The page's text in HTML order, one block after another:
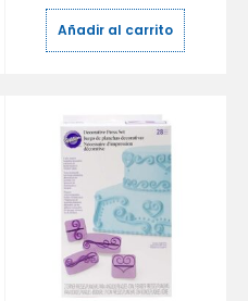
Añadir al carrito